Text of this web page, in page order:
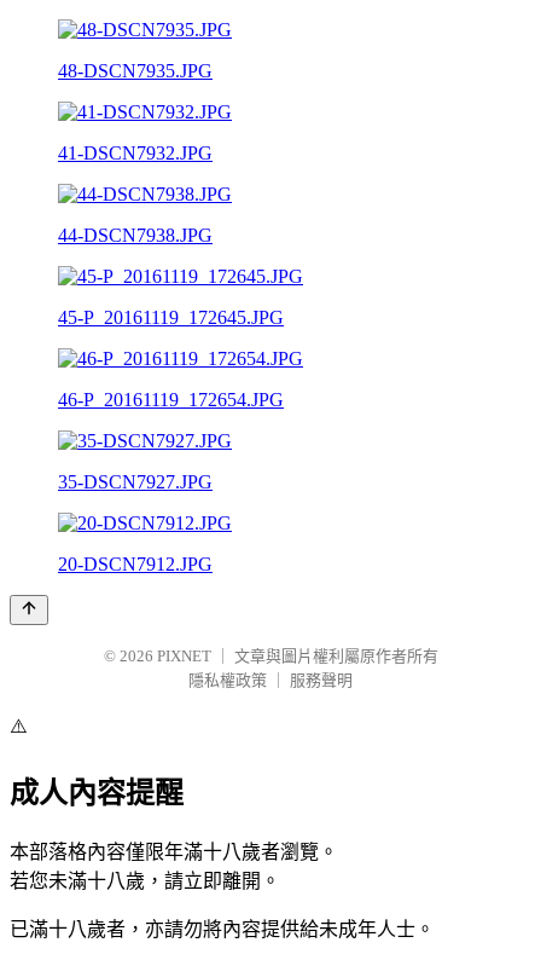
48-DSCN7935.JPG
41-DSCN7932.JPG
44-DSCN7938.JPG
45-P_20161119_172645.JPG
46-P_20161119_172654.JPG
35-DSCN7927.JPG
20-DSCN7912.JPG
© 2026 PIXNET
文章與圖片權利屬原作者所有
隱私權政策
服務聲明
⚠️
成人內容提醒
本部落格內容僅限年滿十八歲者瀏覽。
若您未滿十八歲，請立即離開。
已滿十八歲者，亦請勿將內容提供給未成年人士。